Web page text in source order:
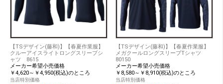
【TSデザイン(藤和)】【春夏作業服】
クルーアイスライトロングスリーブシ
ャツ 8615
メーカー希望小売価格
￥4,620～￥4,950(税込)のところ
当店特別価格
【TSデザイン(藤和)】【春夏作業服】
メガクールロングスリーブTシャツ
80150
メーカー希望小売価格
￥8,580～￥8,910(税込)のところ
当店特別価格